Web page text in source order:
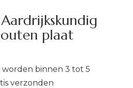
plaat
binnen 3 tot 5
verzonden